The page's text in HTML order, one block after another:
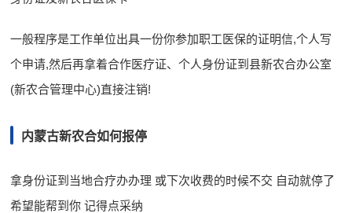
一般程序是工作单位出具一份你参加职工医保的证明信,个人写
个申请,然后再拿着合作医疗证、个人身份证到县新农合办公室
(新农合管理中心)直接注销!
内蒙古新农合如何报停
拿身份证到当地合疗办办理 或下次收费的时候不交 自动就停了
希望能帮到你 记得点采纳